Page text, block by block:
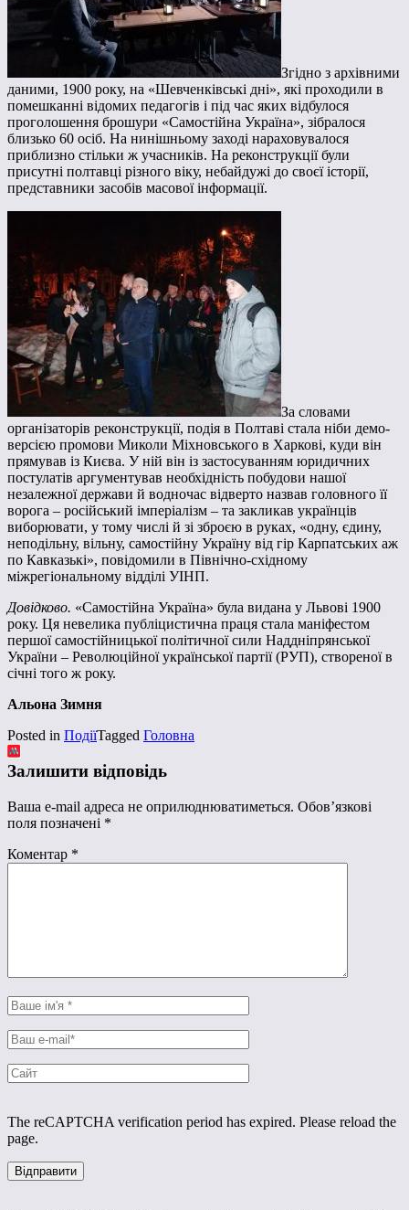
Згідно з архівними
даними, 1900 року, на «Шевченківські дні», які проходили в
помешканні відомих педагогів і під час яких відбулося
проголошення брошури «Самостійна Україна», зібралося
близько 60 осіб. На нинішньому заході нараховувалося
приблизно стільки ж учасників. На реконструкції були
присутні полтавці різного віку, небайдужі до своєї історії,
представники засобів масової інформації.
За словами
організаторів реконструкції, подія в Полтаві стала ніби демо-
версією промови Миколи Міхновського в Харкові, куди він
прямував із Києва. У ній він із застосуванням юридичних
постулатів аргументував необхідність побудови нашої
незалежної держави й водночас відверто назвав головного її
ворога – російський імперіалізм – та закликав українців
виборювати, у тому числі й зі зброєю в руках, «одну, єдину,
неподільну, вільну, самостійну Україну від гір Карпатських аж
по Кавказькі», повідомили в Північно-східному
міжрегіональному відділі УІНП.
Довідково. «Самостійна Україна» була видана у Львові 1900
року. Ця невелика публіцистична праця стала маніфестом
першої самостійницької політичної сили Наддніпрянської
України – Революційної української партії (РУП), створеної в
січні того ж року.
Альона Зимня
Posted in ПодіїTagged Головна
Залишити відповідь
Ваша e-mail адреса не оприлюднюватиметься. Обов’язкові
поля позначені *
Коментар *
The reCAPTCHA verification period has expired. Please reload the
page.